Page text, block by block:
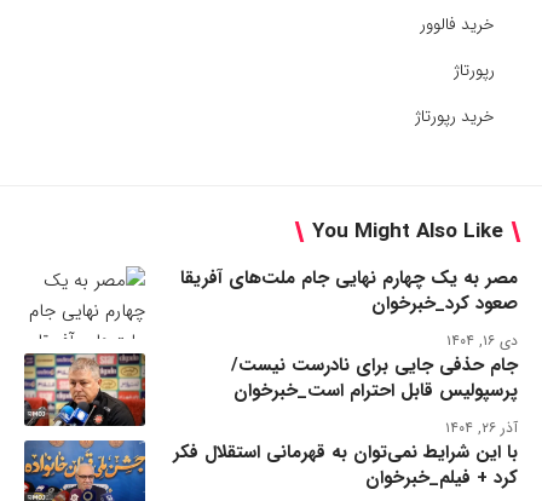
خرید فالوور
رپورتاژ
خرید رپورتاژ
You Might Also Like
مصر به یک چهارم نهایی جام ملت‌های آفریقا
صعود کرد_خبرخوان
دی ۱۶, ۱۴۰۴
جام حذفی جایی برای نادرست نیست/
پرسپولیس قابل احترام است_خبرخوان
آذر ۲۶, ۱۴۰۴
با این شرایط نمی‌توان به قهرمانی استقلال فکر
کرد + فیلم_خبرخوان